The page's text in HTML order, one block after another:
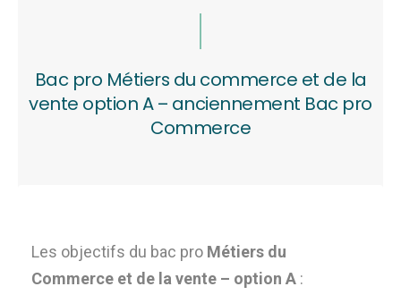
Bac pro Métiers du commerce et de la
vente option A – anciennement Bac pro
Commerce
Les objectifs du bac pro Métiers du
Commerce et de la vente – option A :